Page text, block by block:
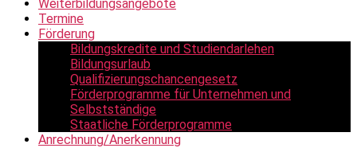
Weiterbildungsangebote
Termine
Förderung
Bildungskredite und Studiendarlehen
Bildungsurlaub
Qualifizierungschancengesetz
Förderprogramme für Unternehmen und
Selbstständige
Staatliche Förderprogramme
Anrechnung/Anerkennung